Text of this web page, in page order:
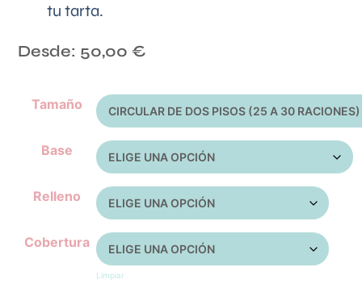
tu tarta.
Desde: 50,00 €
Tamaño
Base
Relleno
Cobertura
Limpiar